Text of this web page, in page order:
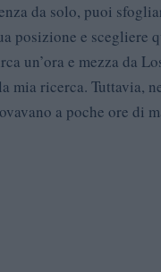
da solo, puoi
posizione e scegliere
un’ora e mezza da
mia ricerca. Tuttavia,
a poche ore di